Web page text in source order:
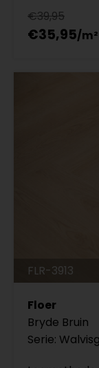
€39,95
€35,95
FLR-3913
Floer
Bryde Bruin
Serie: